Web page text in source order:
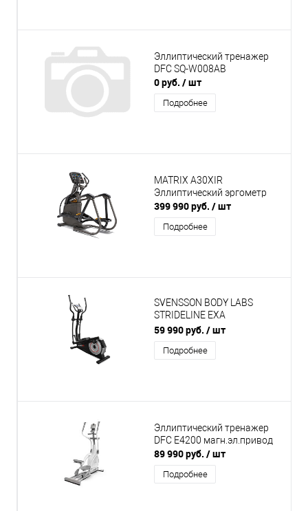
Эллиптический тренажер
DFС SQ-W008AB
0 руб. / шт
Подробнее
MATRIX A30XIR
Эллиптический эргометр
399 990 руб. / шт
Подробнее
SVENSSON BODY LABS
STRIDELINE EXA
Эллиптический тренажер
домашний
59 990 руб. / шт
Подробнее
Эллиптический тренажер
DFC E4200 магн.эл.привод
89 990 руб. / шт
Подробнее